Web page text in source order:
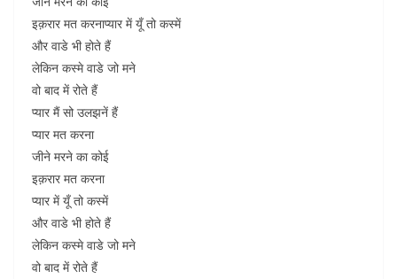
इक़रार मत करनाप्यार में यूँ तो कस्में
और वाडे भी होते हैं
लेकिन कस्मे वाडे जो मने
वो बाद में रोते हैं
प्यार मैं सो उलझनें हैं
प्यार मत करना
जीने मरने का कोई
इक़रार मत करना
प्यार में यूँ तो कस्में
और वाडे भी होते हैं
लेकिन कस्मे वाडे जो मने
वो बाद में रोते हैं